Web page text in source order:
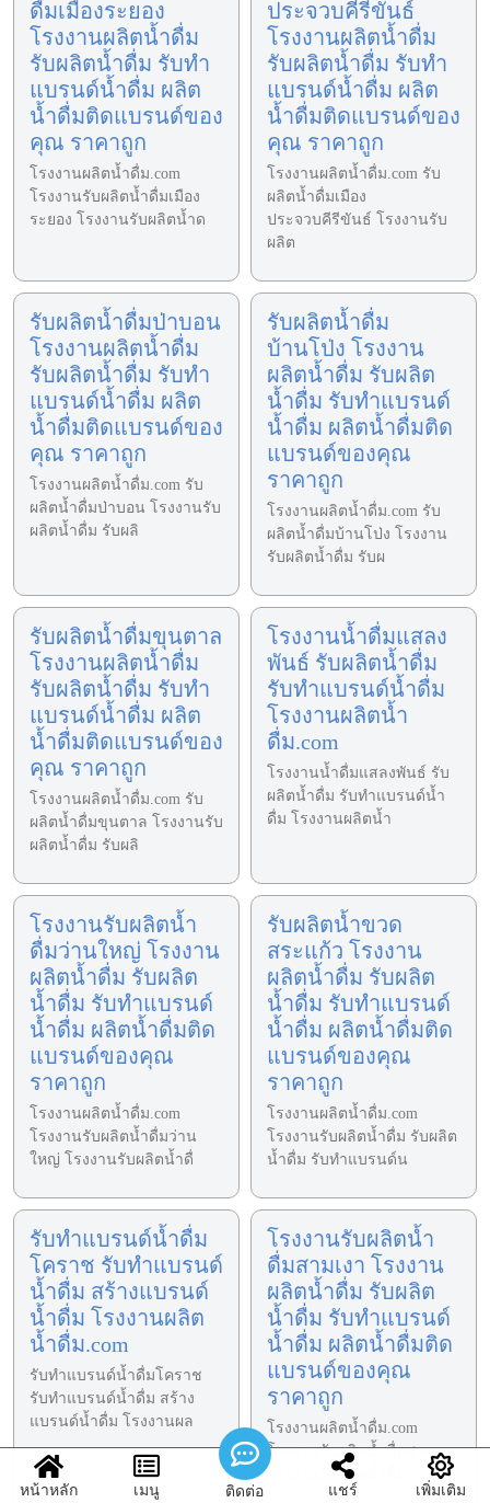
ดื่มเมืองระยอง
โรงงานผลิตน้ำดื่ม
รับผลิตน้ำดื่ม รับทำ
แบรนด์น้ำดื่ม ผลิต
น้ำดื่มติดแบรนด์ของ
คุณ ราคาถูก
โรงงานผลิตน้ำดื่ม.com
โรงงานรับผลิตน้ำดื่มเมือง
ระยอง โรงงานรับผลิตน้ำด
ประจวบคีรีขันธ์
โรงงานผลิตน้ำดื่ม
รับผลิตน้ำดื่ม รับทำ
แบรนด์น้ำดื่ม ผลิต
น้ำดื่มติดแบรนด์ของ
คุณ ราคาถูก
โรงงานผลิตน้ำดื่ม.com รับ
ผลิตน้ำดื่มเมือง
ประจวบคีรีขันธ์ โรงงานรับ
ผลิต
รับผลิตน้ำดื่มป่าบอน
โรงงานผลิตน้ำดื่ม
รับผลิตน้ำดื่ม รับทำ
แบรนด์น้ำดื่ม ผลิต
น้ำดื่มติดแบรนด์ของ
คุณ ราคาถูก
โรงงานผลิตน้ำดื่ม.com รับ
ผลิตน้ำดื่มป่าบอน โรงงานรับ
ผลิตน้ำดื่ม รับผลิ
รับผลิตน้ำดื่ม
บ้านโป่ง โรงงาน
ผลิตน้ำดื่ม รับผลิต
น้ำดื่ม รับทำแบรนด์
น้ำดื่ม ผลิตน้ำดื่มติด
แบรนด์ของคุณ
ราคาถูก
โรงงานผลิตน้ำดื่ม.com รับ
ผลิตน้ำดื่มบ้านโป่ง โรงงาน
รับผลิตน้ำดื่ม รับผ
รับผลิตน้ำดื่มขุนตาล
โรงงานผลิตน้ำดื่ม
รับผลิตน้ำดื่ม รับทำ
แบรนด์น้ำดื่ม ผลิต
น้ำดื่มติดแบรนด์ของ
คุณ ราคาถูก
โรงงานผลิตน้ำดื่ม.com รับ
ผลิตน้ำดื่มขุนตาล โรงงานรับ
ผลิตน้ำดื่ม รับผลิ
โรงงานน้ำดื่มแสลง
พันธ์ รับผลิตน้ำดื่ม
รับทำแบรนด์น้ำดื่ม
โรงงานผลิตน้ำ
ดื่ม.com
โรงงานน้ำดื่มแสลงพันธ์ รับ
ผลิตน้ำดื่ม รับทำแบรนด์น้ำ
ดื่ม โรงงานผลิตน้ำ
โรงงานรับผลิตน้ำ
ดื่มว่านใหญ่ โรงงาน
ผลิตน้ำดื่ม รับผลิต
น้ำดื่ม รับทำแบรนด์
น้ำดื่ม ผลิตน้ำดื่มติด
แบรนด์ของคุณ
ราคาถูก
โรงงานผลิตน้ำดื่ม.com
โรงงานรับผลิตน้ำดื่มว่าน
ใหญ่ โรงงานรับผลิตน้ำดื่
รับผลิตน้ำขวด
สระแก้ว โรงงาน
ผลิตน้ำดื่ม รับผลิต
น้ำดื่ม รับทำแบรนด์
น้ำดื่ม ผลิตน้ำดื่มติด
แบรนด์ของคุณ
ราคาถูก
โรงงานผลิตน้ำดื่ม.com
โรงงานรับผลิตน้ำดื่ม รับผลิต
น้ำดื่ม รับทำแบรนด์น
รับทำแบรนด์น้ำดื่ม
โคราช รับทำแบรนด์
น้ำดื่ม สร้างแบรนด์
น้ำดื่ม โรงงานผลิต
น้ำดื่ม.com
รับทำแบรนด์น้ำดื่มโคราช
รับทำแบรนด์น้ำดื่ม สร้าง
แบรนด์น้ำดื่ม โรงงานผล
โรงงานรับผลิตน้ำ
ดื่มสามเงา โรงงาน
ผลิตน้ำดื่ม รับผลิต
น้ำดื่ม รับทำแบรนด์
น้ำดื่ม ผลิตน้ำดื่มติด
แบรนด์ของคุณ
ราคาถูก
โรงงานผลิตน้ำดื่ม.com
โรงงานรับผลิตน้ำดื่มสามเงา
โรงงานรับผลิตน้ำดื่ม
หน้าหลัก
เมนู ติดต่อ แชร์ เพิ่มเติม